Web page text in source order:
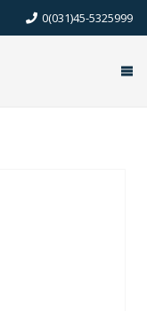
0(031)45-5325999